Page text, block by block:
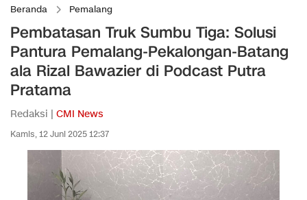
Beranda Pemalang
Pembatasan Truk Sumbu Tiga: Solusi
Pantura Pemalang-Pekalongan-Batang
ala Rizal Bawazier di Podcast Putra
Pratama
Redaksi | CMI News
Kamis, 12 Juni 2025 12:37